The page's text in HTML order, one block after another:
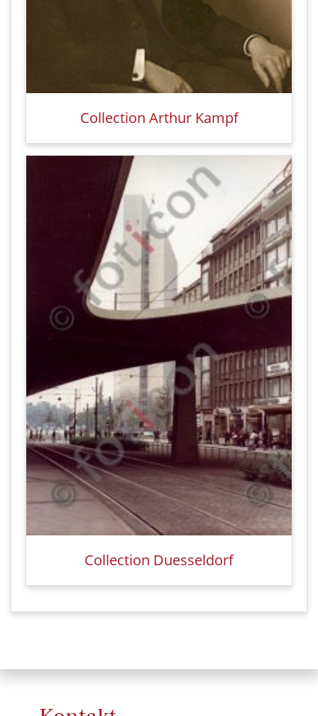
Collection Arthur Kampf
Collection Duesseldorf